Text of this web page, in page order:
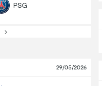
PSG
29/05/2026